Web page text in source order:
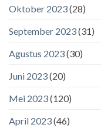
Oktober 2023(28)
September 2023(31)
Agustus 2023(30)
Juni 2023(20)
Mei 2023(120)
April 2023(46)